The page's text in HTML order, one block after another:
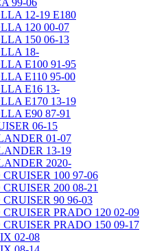
12-19 E180
120 00-07
150 06-13
18-
E100 91-95
E110 95-00
E16 13-
E170 13-19
E90 87-91
06-15
01-07
13-19
2020-
100 97-06
200 08-21
90 96-03
PRADO 120 02-09
PRADO 150 09-17
02-08